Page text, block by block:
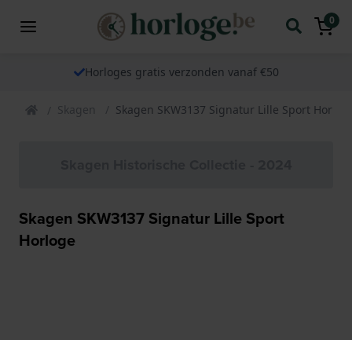
0
Horloges gratis verzonden vanaf €50
Skagen Skagen SKW3137 Signatur Lille Sport
Skagen SKW3137 Signatur Lille Sport
Horloge